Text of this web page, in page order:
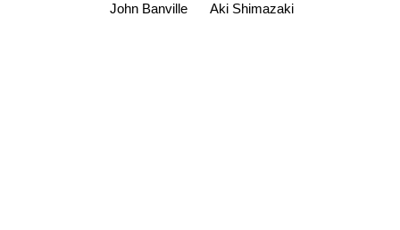
John Banville Aki Shimazaki